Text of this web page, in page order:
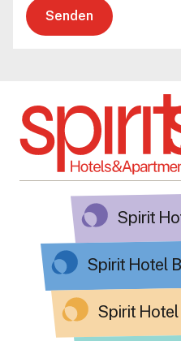
Senden
Spirit
Spirit Hotel
Spirit Hotel